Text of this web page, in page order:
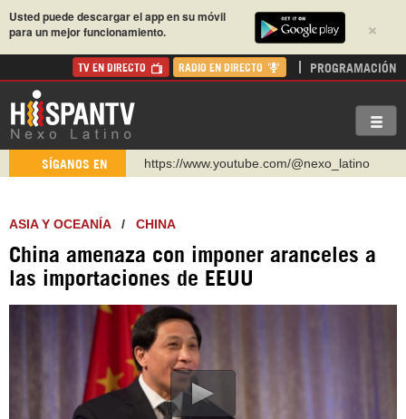
×
Usted puede descargar el app en su móvil
para un mejor funcionamiento.
TV EN DIRECTO RADIO EN DIRECTO PROGRAMACIÓN
SÍGANOS EN
https://www.youtube.com/@nexo_latino
https://t.me/hispantvcanal
https://urmedium.com/c/hispantv
WhatsApp y Viber: +98 921 79 29 404
https://www.facebook.com/Nexolatino.Canal
ASIA Y OCEANÍA/ CHINA
China amenaza con imponer aranceles a
las importaciones de EEUU